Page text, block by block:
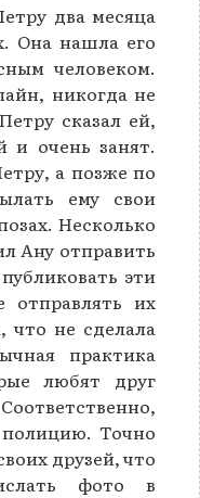
два месяца
Она нашла его
человеком.
никогда не
сказал ей,
и очень занят.
а позже по
ему свои
Несколько
Ану отправить
эти
их
что не сделала
практика
любят друг
Точно
друзей, что
фото в